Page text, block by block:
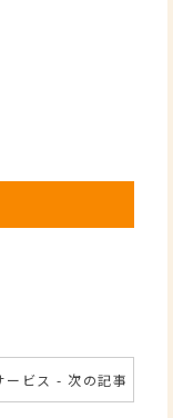
ービス - 次の記事